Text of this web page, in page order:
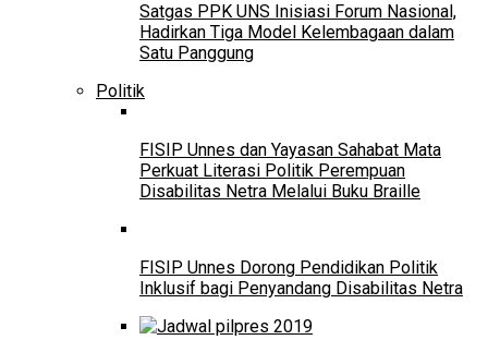
Satgas PPK UNS Inisiasi Forum Nasional,
Hadirkan Tiga Model Kelembagaan dalam
Satu Panggung
Politik
FISIP Unnes dan Yayasan Sahabat Mata
Perkuat Literasi Politik Perempuan
Disabilitas Netra Melalui Buku Braille
FISIP Unnes Dorong Pendidikan Politik
Inklusif bagi Penyandang Disabilitas Netra